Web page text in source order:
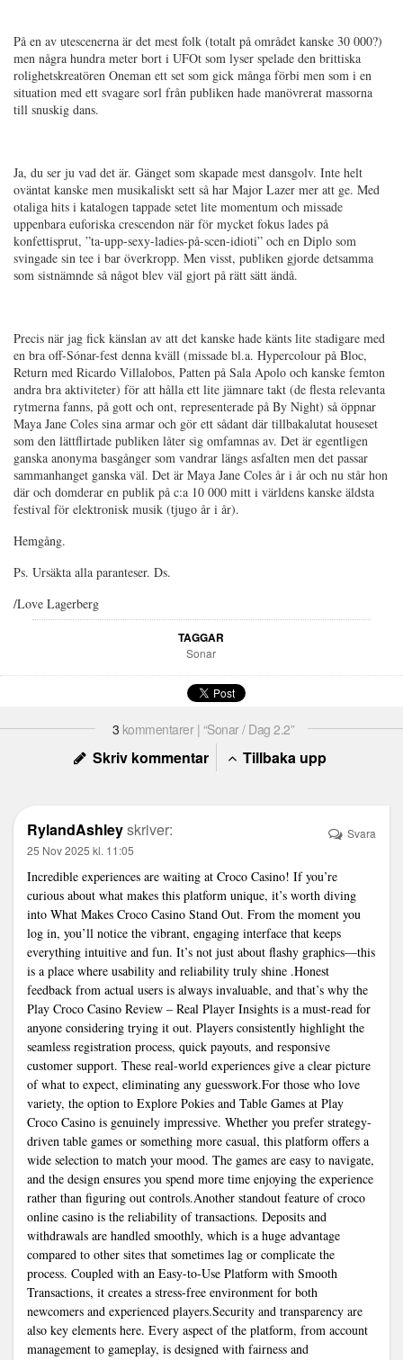
På en av utescenerna är det mest folk (totalt på området kanske 30 000?)
men några hundra meter bort i UFOt som lyser spelade den brittiska
rolighetskreatören Oneman ett set som gick många förbi men som i en
situation med ett svagare sorl från publiken hade manövrerat massorna
till snuskig dans.
Ja, du ser ju vad det är. Gänget som skapade mest dansgolv. Inte helt
oväntat kanske men musikaliskt sett så har Major Lazer mer att ge. Med
otaliga hits i katalogen tappade setet lite momentum och missade
uppenbara euforiska crescendon när för mycket fokus lades på
konfettisprut, ”ta-upp-sexy-ladies-på-scen-idioti” och en Diplo som
svingade sin tee i bar överkropp. Men visst, publiken gjorde detsamma
som sistnämnde så något blev väl gjort på rätt sätt ändå.
Precis när jag fick känslan av att det kanske hade känts lite stadigare med
en bra off-Sónar-fest denna kväll (missade bl.a. Hypercolour på Bloc,
Return med Ricardo Villalobos, Patten på Sala Apolo och kanske femton
andra bra aktiviteter) för att hålla ett lite jämnare takt (de flesta relevanta
rytmerna fanns, på gott och ont, representerade på By Night) så öppnar
Maya Jane Coles sina armar och gör ett sådant där tillbakalutat houseset
som den lättflirtade publiken låter sig omfamnas av. Det är egentligen
ganska anonyma basgånger som vandrar längs asfalten men det passar
sammanhanget ganska väl. Det är Maya Jane Coles år i år och nu står hon
där och domderar en publik på c:a 10 000 mitt i världens kanske äldsta
festival för elektronisk musik (tjugo år i år).
Hemgång.
Ps. Ursäkta alla paranteser. Ds.
/Love Lagerberg
TAGGAR
Sonar
3 kommentarer | “Sonar / Dag 2.2”
Skriv kommentar Tillbaka upp
RylandAshleyskriver:
25 Nov 2025 kl. 11:05
Incredible experiences are waiting at Croco Casino! If you’re
curious about what makes this platform unique, it’s worth diving
into What Makes Croco Casino Stand Out. From the moment you
log in, you’ll notice the vibrant, engaging interface that keeps
everything intuitive and fun. It’s not just about flashy graphics—this
is a place where usability and reliability truly shine .Honest
feedback from actual users is always invaluable, and that’s why the
Play Croco Casino Review – Real Player Insights is a must-read for
anyone considering trying it out. Players consistently highlight the
seamless registration process, quick payouts, and responsive
customer support. These real-world experiences give a clear picture
of what to expect, eliminating any guesswork.For those who love
variety, the option to Explore Pokies and Table Games at Play
Croco Casino is genuinely impressive. Whether you prefer strategy-
driven table games or something more casual, this platform offers a
wide selection to match your mood. The games are easy to navigate,
and the design ensures you spend more time enjoying the experience
rather than figuring out controls.Another standout feature ofcroco
online casino is the reliability of transactions. Deposits and
withdrawals are handled smoothly, which is a huge advantage
compared to other sites that sometimes lag or complicate the
process. Coupled with an Easy-to-Use Platform with Smooth
Transactions, it creates a stress-free environment for both
newcomers and experienced players.Security and transparency are
also key elements here. Every aspect of the platform, from account
management to gameplay, is designed with fairness and
Svara